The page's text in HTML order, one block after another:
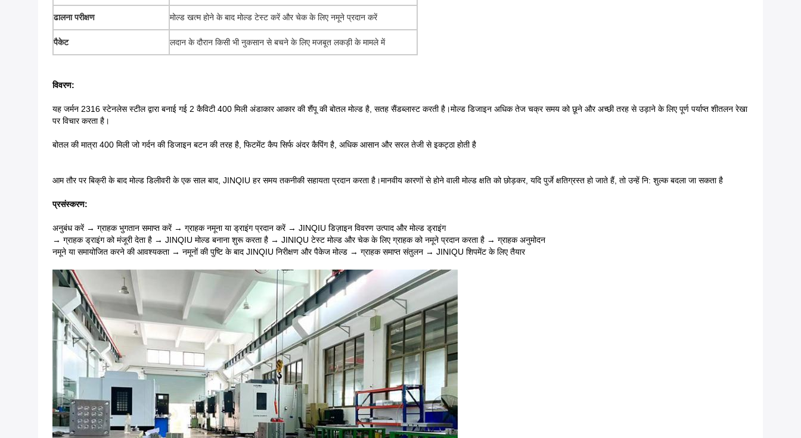
ढालना परीक्षण मोल्ड खत्म होने के बाद मोल्ड टेस्ट करें और चेक के लिए नमूने प्रदान करें
पैकेट लदान के दौरान किसी भी नुकसान से बचने के लिए मजबूत लकड़ी के मामले में
विवरण:
यह जर्मन 2316 स्टेनलेस स्टील द्वारा बनाई गई 2 कैविटी 400 मिली अंडाकार आकार की शैंपू की बोतल मोल्ड है, सतह सैंडब्लास्ट करती है।मोल्ड डिजाइन अधिक तेज चक्र समय को छूने और अच्छी तरह से उड़ाने के लिए पूर्ण पर्याप्त शीतलन रेखा
पर विचार करता है।
बोतल की मात्रा 400 मिली जो गर्दन की डिजाइन बटन की तरह है, फिटमेंट कैप सिर्फ अंदर कैपिंग है, अधिक आसान और सरल तेजी से इकट्ठा होती है
आम तौर पर बिक्री के बाद मोल्ड डिलीवरी के एक साल बाद, JINQIU हर समय तकनीकी सहायता प्रदान करता है।मानवीय कारणों से होने वाली मोल्ड क्षति को छोड़कर, यदि पुर्जे क्षतिग्रस्त हो जाते हैं, तो उन्हें नि: शुल्क बदला जा सकता है
प्रसंस्करण:
अनुबंध करें → ग्राहक भुगतान समाप्त करें → ग्राहक नमूना या ड्राइंग प्रदान करें → JINQIU डिज़ाइन विवरण उत्पाद और मोल्ड ड्राइंग
→ ग्राहक ड्राइंग को मंजूरी देता है → JINQIU मोल्ड बनाना शुरू करता है → JINIQU टेस्ट मोल्ड और चेक के लिए ग्राहक को नमूने प्रदान करता है → ग्राहक अनुमोदन
नमूने या समायोजित करने की आवश्यकता → नमूनों की पुष्टि के बाद JINQIU निरीक्षण और पैकेज मोल्ड → ग्राहक समाप्त संतुलन → JINIQU शिपमेंट के लिए तैयार